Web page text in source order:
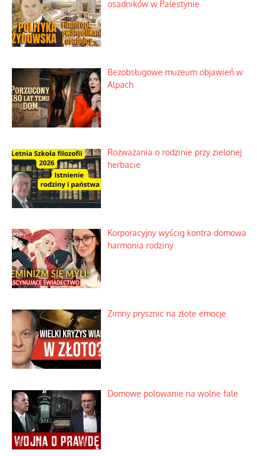
osadników w Palestynie
Bezobsługowe muzeum objawień w
Alpach
Rozważania o rodzinie przy zielonej
herbacie
Korporacyjny wyścig kontra domowa
harmonia rodziny
Zimny prysznic na złote emocje
Domowe polowanie na wolne fale